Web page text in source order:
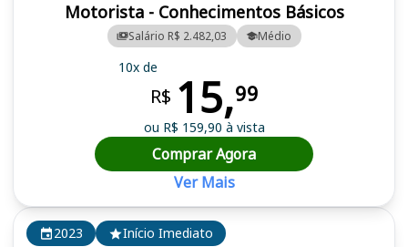
2023 Início Imediato
Motorista - Conhecimentos Básicos
Salário R$ 2.482,03 Médio
10x de
R$ 15,99
ou R$ 159,90 à vista
Comprar Agora
Ver Mais